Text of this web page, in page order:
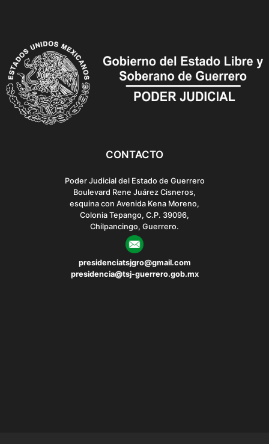
CONTACTO
Poder Judicial del Estado de Guerrero
Boulevard Rene Juárez Cisneros,
esquina con Avenida Kena Moreno,
Colonia Tepango, C.P. 39096,
Chilpancingo, Guerrero.
presidenciatsjgro@gmail.com
presidencia@tsj-guerrero.gob.mx